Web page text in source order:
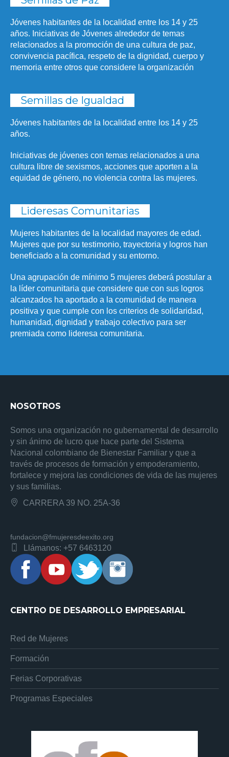
Jóvenes habitantes de la localidad entre los 14 y 25
años. Iniciativas de Jóvenes alrededor de temas
relacionados a la promoción de una cultura de paz,
convivencia pacífica, respeto de la dignidad, cuerpo y
memoria entre otros que considere la organización
Semillas de Igualdad
Jóvenes habitantes de la localidad entre los 14 y 25
años.
Iniciativas de jóvenes con temas relacionados a una
cultura libre de sexismos, acciones que aporten a la
equidad de género, no violencia contra las mujeres.
Lideresas Comunitarias
Mujeres habitantes de la localidad mayores de edad.
Mujeres que por su testimonio, trayectoria y logros han
beneficiado a la comunidad y su entorno.
Una agrupación de mínimo 5 mujeres deberá postular a
la líder comunitaria que considere que con sus logros
alcanzados ha aportado a la comunidad de manera
positiva y que cumple con los criterios de solidaridad,
humanidad, dignidad y trabajo colectivo para ser
premiada como lideresa comunitaria.
NOSOTROS
Somos una organización no gubernamental de desarrollo
y sin ánimo de lucro que hace parte del Sistema
Nacional colombiano de Bienestar Familiar y que a
través de procesos de formación y empoderamiento,
fortalece y mejora las condiciones de vida de las mujeres
y sus familias.
CARRERA 39 NO. 25A-36
fundacion@fmujeresdeexito.org
Llámanos: +57 6463120
CENTRO DE DESARROLLO EMPRESARIAL
Red de Mujeres
Formación
Ferias Corporativas
Programas Especiales